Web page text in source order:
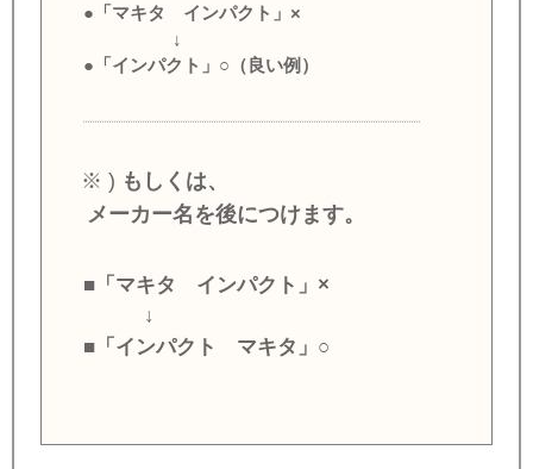
●「マキタ インパクト」×
↓
●「インパクト」○（良い例）
※ ) もしくは、
メーカー名を後につけます。
■「マキタ インパクト」×
↓
■「インパクト マキタ」○